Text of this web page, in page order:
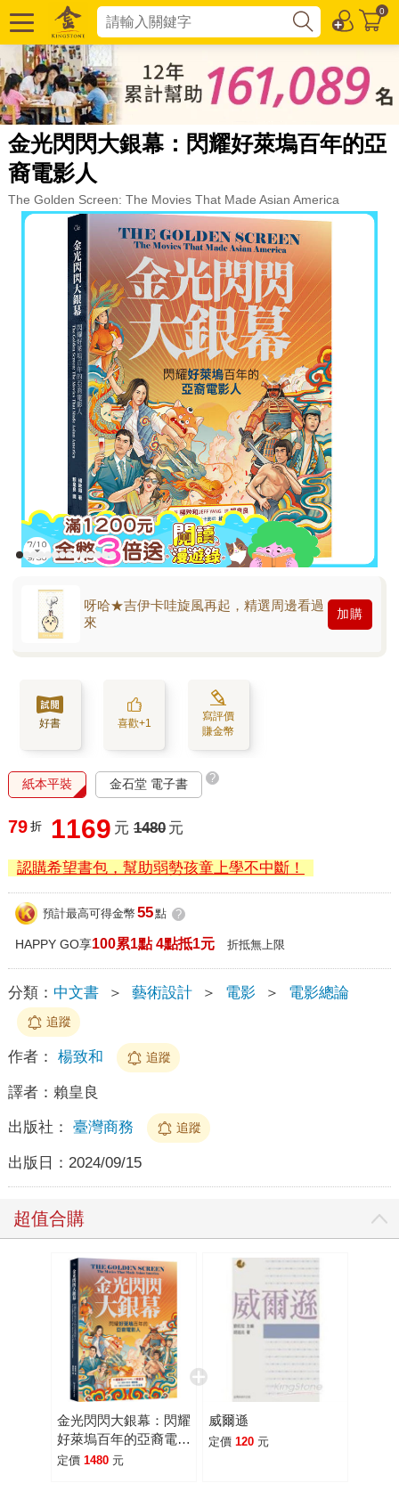
0
金光閃閃大銀幕：閃耀好萊塢百年的亞
裔電影人
The Golden Screen: The Movies That Made Asian America
呀哈★吉伊卡哇旋風再起，精選周邊看過
來
加購
好書 喜歡+1
寫評價
賺金幣
紙本平裝 金石堂 電子書 ?
79 折 1169 元 1480 元
認購希望書包，幫助弱勢孩童上學不中斷！
預計最高可得金幣 55點 ?
HAPPY GO享100累1點 4點抵1元 折抵無上限
分類： 中文書 ＞ 藝術設計 ＞ 電影 ＞ 電影總論
追蹤
作者： 楊致和 追蹤
譯者： 賴皇良
出版社： 臺灣商務 追蹤
出版日： 2024/09/15
超值合購
金光閃閃大銀幕：閃耀
好萊塢百年的亞裔電影
人
定價 1480 元
威爾遜
定價 120 元